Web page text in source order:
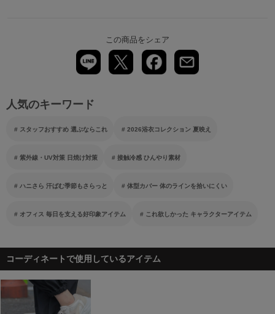
この商品をシェア
人気のキーワード
スタッフおすすめ 選ぶならこれ 2026浴衣コレクション 夏映え
紫外線・UV対策 日焼け対策 接触冷感 ひんやり素材
ハニさら 汗ばむ季節もさらっと 体型カバー 体のラインを拾いにくい
オフィス 毎日を支える好印象アイテム これ欲しかった キャラクターアイテム
コーディネートで使用しているアイテム